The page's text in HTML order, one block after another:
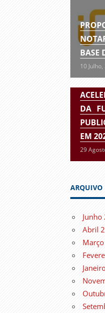
BASE
10
DA
EM
29
ARQUIVO
Junho
Abril